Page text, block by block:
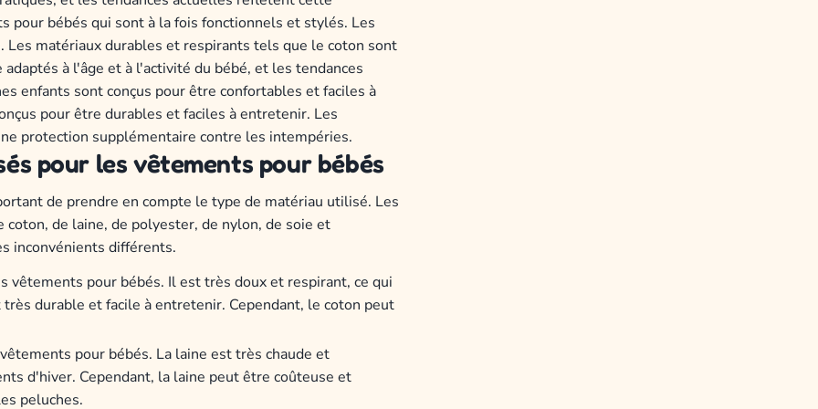
pour bébés qui sont à lafois fonctionnels et stylés. Les
. Les matériauxdurables et respirants tels que le coton sont
adaptés à l'âge et à l'activité du bébé, et les tendances
enfants sontconçus pourêtre confortables etfaciles à
çus pourêtre durables etfaciles àentretenir. Les
protection supplémentaire contre les intempéries.
és pour les vêtements pourbébés
de prendre en compte le type de matériau utilisé. Les
coton, de laine, de polyester, de nylon, de soie et
inconvénients différents.
vêtements pour bébés. Ilesttrès douxet respirant, ce qui
très durable etfacile àentretenir. Cependant, le coton peut
vêtements pour bébés. La laine esttrès chaude et
d'hiver. Cependant, la laine peutêtre coûteuse et
peluches.